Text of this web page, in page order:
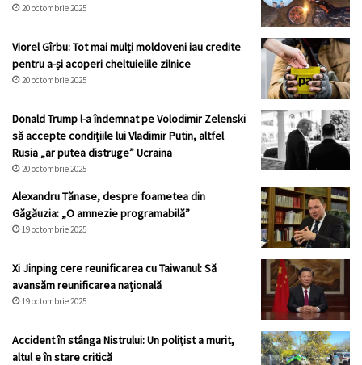
20 octombrie 2025
Viorel Gîrbu: Tot mai mulți moldoveni iau credite
pentru a-și acoperi cheltuielile zilnice
20 octombrie 2025
Donald Trump l-a îndemnat pe Volodimir Zelenski
să accepte condițiile lui Vladimir Putin, altfel
Rusia „ar putea distruge” Ucraina
20 octombrie 2025
Alexandru Tănase, despre foametea din
Găgăuzia: „O amnezie programabilă”
19 octombrie 2025
Xi Jinping cere reunificarea cu Taiwanul: Să
avansăm reunificarea națională
19 octombrie 2025
Accident în stânga Nistrului: Un polițist a murit,
altul e în stare critică